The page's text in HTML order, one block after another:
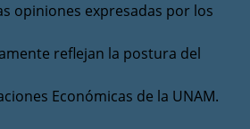
opiniones expresadas por los
reflejan la postura del
Económicas de la UNAM.